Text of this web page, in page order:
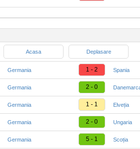
Acasa Deplasare
Germania 1 - 2 Spania
Germania 2 - 0
Germania 1 - 1 Elveția
Germania 2 - 0 Ungaria
Germania 5 - 1 Scoția